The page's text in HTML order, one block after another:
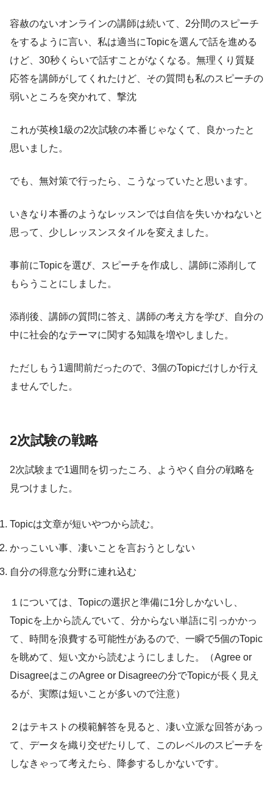
容赦のないオンラインの講師は続いて、2分間のスピーチ
をするように言い、私は適当にTopicを選んで話を進める
けど、30秒くらいで話すことがなくなる。無理くり質疑
応答を講師がしてくれたけど、その質問も私のスピーチの
弱いところを突かれて、撃沈
これが英検1級の2次試験の本番じゃなくて、良かったと
思いました。
でも、無対策で行ったら、こうなっていたと思います。
いきなり本番のようなレッスンでは自信を失いかねないと
思って、少しレッスンスタイルを変えました。
事前にTopicを選び、スピーチを作成し、講師に添削して
もらうことにしました。
添削後、講師の質問に答え、講師の考え方を学び、自分の
中に社会的なテーマに関する知識を増やしました。
ただしもう1週間前だったので、3個のTopicだけしか行え
ませんでした。
2次試験の戦略
2次試験まで1週間を切ったころ、ようやく自分の戦略を
見つけました。
Topicは文章が短いやつから読む。
かっこいい事、凄いことを言おうとしない
自分の得意な分野に連れ込む
１については、Topicの選択と準備に1分しかないし、
Topicを上から読んでいて、分からない単語に引っかかっ
て、時間を浪費する可能性があるので、一瞬で5個のTopic
を眺めて、短い文から読むようにしました。（Agree or
DisagreeはこのAgree or Disagreeの分でTopicが長く見え
るが、実際は短いことが多いので注意）
２はテキストの模範解答を見ると、凄い立派な回答があっ
て、データを織り交ぜたりして、このレベルのスピーチを
しなきゃって考えたら、降参するしかないです。